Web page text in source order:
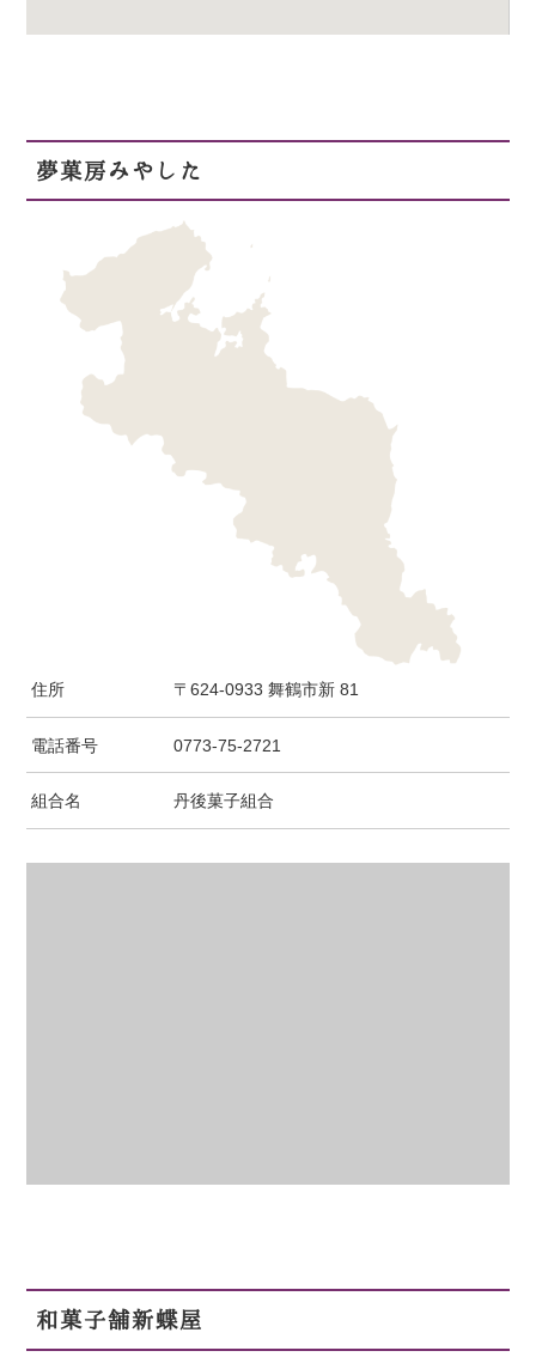
夢菓房みやした
住所 〒624-0933 舞鶴市新 81
電話番号 0773-75-2721
組合名 丹後菓子組合
和菓子舗新蝶屋